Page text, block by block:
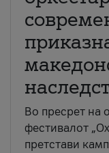
Во пресрет на
фестивалот
претстави